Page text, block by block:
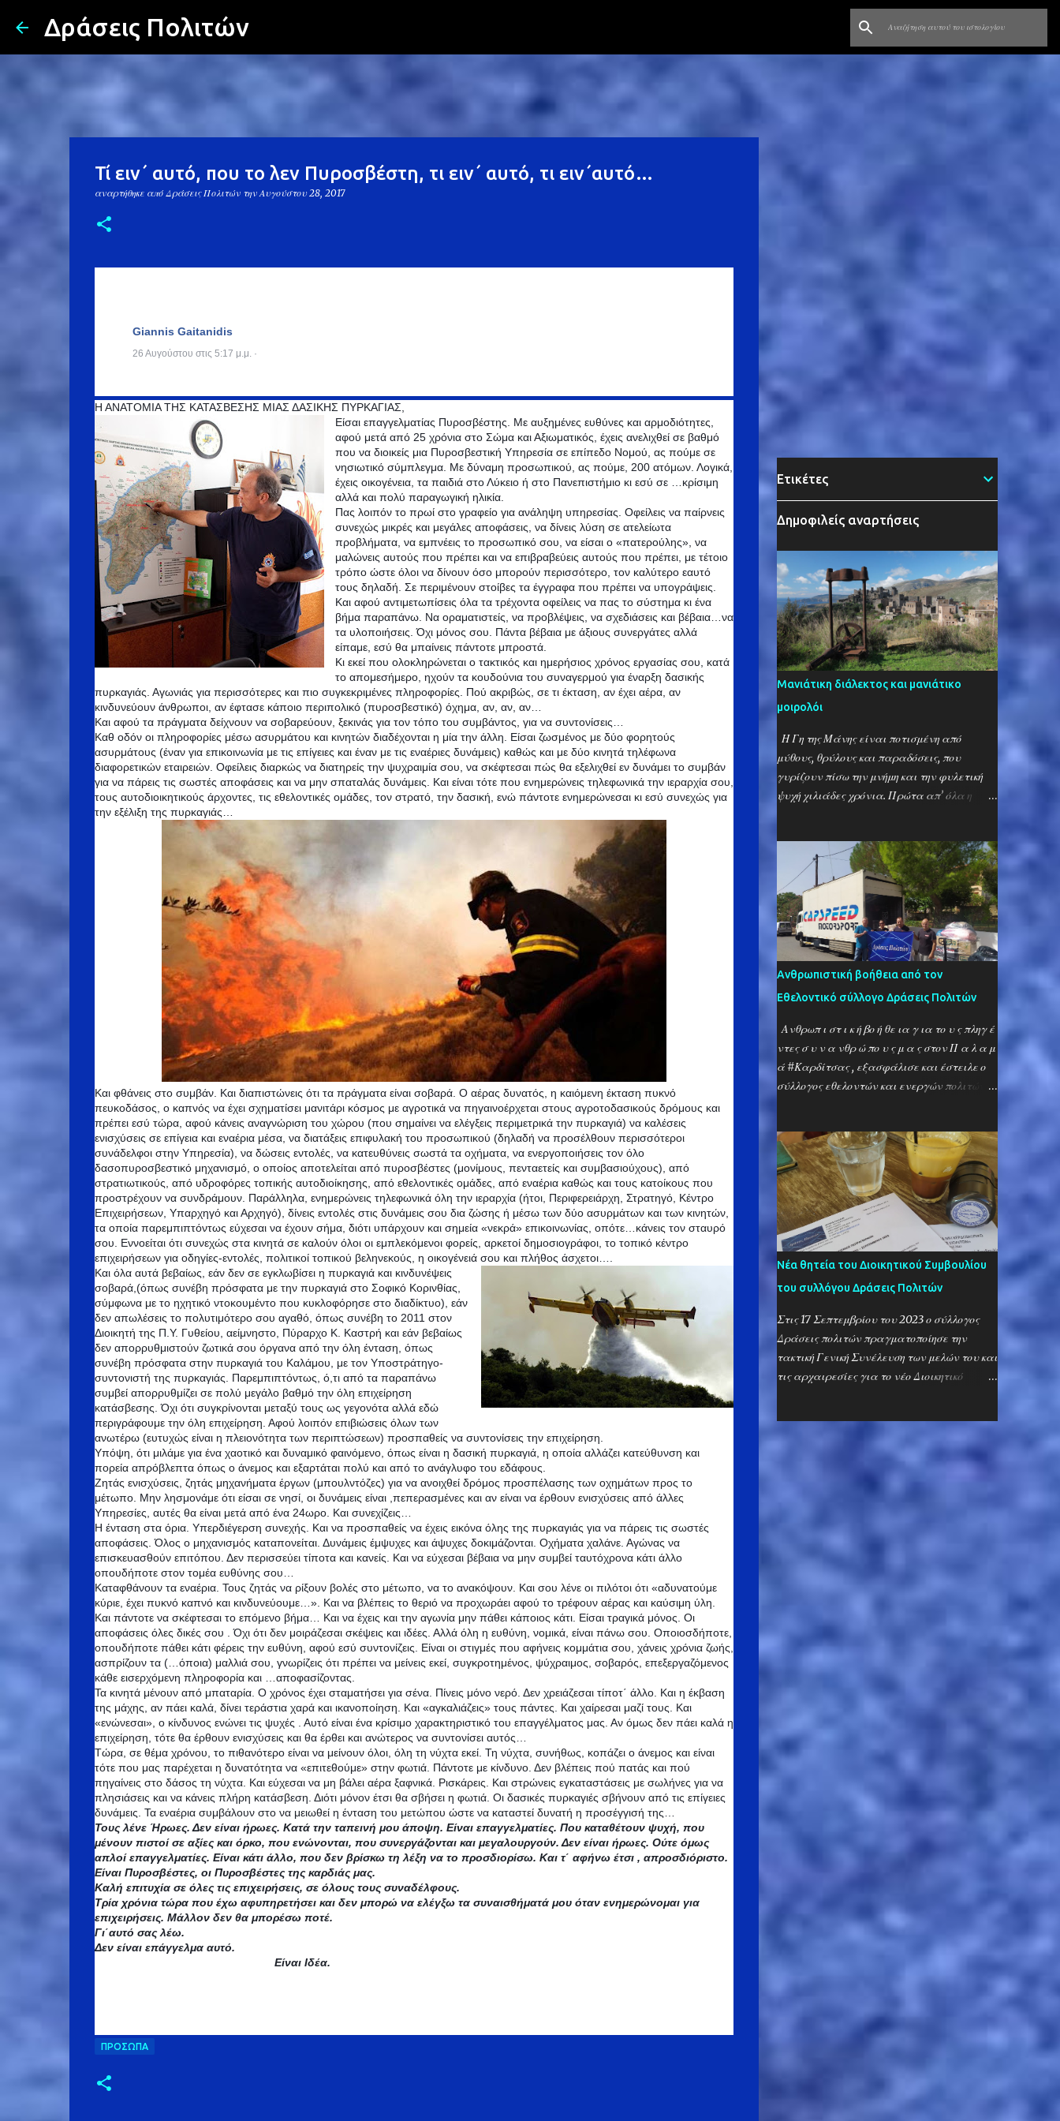
Δράσεις Πολιτών
Τί ειν΄ αυτό, που το λεν Πυροσβέστη, τι ειν΄ αυτό, τι ειν΄αυτό…
αναρτήθηκε από Δράσεις Πολιτών τηνΑυγούστου 28, 2017
Giannis Gaitanidis
26 Αυγούστου στις 5:17 μ.μ.·
Η ΑΝΑΤΟΜΙΑ ΤΗΣ ΚΑΤΑΣΒΕΣΗΣ ΜΙΑΣ ΔΑΣΙΚΗΣ ΠΥΡΚΑΓΙΑΣ,
Είσαι επαγγελματίας Πυροσβέστης. Με αυξημένες ευθύνες και αρμοδιότητες,
αφού μετά από 25 χρόνια στο Σώμα και Αξιωματικός, έχεις ανελιχθεί σε βαθμό
που να διοικείς μια Πυροσβεστική Υπηρεσία σε επίπεδο Νομού, ας πούμε σε
νησιωτικό σύμπλεγμα. Με δύναμη προσωπικού, ας πούμε, 200 ατόμων. Λογικά,
έχεις οικογένεια, τα παιδιά στο Λύκειο ή στο Πανεπιστήμιο κι εσύ σε …κρίσιμη
αλλά και πολύ παραγωγική ηλικία.
Πας λοιπόν το πρωί στο γραφείο για ανάληψη υπηρεσίας. Οφείλεις να παίρνεις
συνεχώς μικρές και μεγάλες αποφάσεις, να δίνεις λύση σε ατελείωτα
προβλήματα, να εμπνέεις το προσωπικό σου, να είσαι ο «πατερούλης», να
μαλώνεις αυτούς που πρέπει και να επιβραβεύεις αυτούς που πρέπει, με τέτοιο
τρόπο ώστε όλοι να δίνουν όσο μπορούν περισσότερο, τον καλύτερο εαυτό
τους δηλαδή. Σε περιμένουν στοίβες τα έγγραφα που πρέπει να υπογράψεις.
Και αφού αντιμετωπίσεις όλα τα τρέχοντα οφείλεις να πας το σύστημα κι ένα
βήμα παραπάνω. Να οραματιστείς, να προβλέψεις, να σχεδιάσεις και βέβαια…να
τα υλοποιήσεις. Όχι μόνος σου. Πάντα βέβαια με άξιους συνεργάτες αλλά
είπαμε, εσύ θα μπαίνεις πάντοτε μπροστά.
Κι εκεί που ολοκληρώνεται ο τακτικός και ημερήσιος χρόνος εργασίας σου, κατά
το απομεσήμερο, ηχούν τα κουδούνια του συναγερμού για έναρξη δασικής
πυρκαγιάς. Αγωνιάς για περισσότερες και πιο συγκεκριμένες πληροφορίες. Πού ακριβώς, σε τι έκταση, αν έχει αέρα, αν
κινδυνεύουν άνθρωποι, αν έφτασε κάποιο περιπολικό (πυροσβεστικό) όχημα, αν, αν, αν…
Και αφού τα πράγματα δείχνουν να σοβαρεύουν, ξεκινάς για τον τόπο του συμβάντος, για να συντονίσεις…
Καθ οδόν οι πληροφορίες μέσω ασυρμάτου και κινητών διαδέχονται η μία την άλλη. Είσαι ζωσμένος με δύο φορητούς
ασυρμάτους (έναν για επικοινωνία με τις επίγειες και έναν με τις εναέριες δυνάμεις) καθώς και με δύο κινητά τηλέφωνα
διαφορετικών εταιρειών. Οφείλεις διαρκώς να διατηρείς την ψυχραιμία σου, να σκέφτεσαι πώς θα εξελιχθεί εν δυνάμει το συμβάν
για να πάρεις τις σωστές αποφάσεις και να μην σπαταλάς δυνάμεις. Και είναι τότε που ενημερώνεις τηλεφωνικά την ιεραρχία σου,
τους αυτοδιοικητικούς άρχοντες, τις εθελοντικές ομάδες, τον στρατό, την δασική, ενώ πάντοτε ενημερώνεσαι κι εσύ συνεχώς για
την εξέλιξη της πυρκαγιάς…
Και φθάνεις στο συμβάν. Και διαπιστώνεις ότι τα πράγματα είναι σοβαρά. Ο αέρας δυνατός, η καιόμενη έκταση πυκνό
πευκοδάσος, ο καπνός να έχει σχηματίσει μανιτάρι κόσμος με αγροτικά να πηγαινοέρχεται στους αγροτοδασικούς δρόμους και
πρέπει εσύ τώρα, αφού κάνεις αναγνώριση του χώρου (που σημαίνει να ελέγξεις περιμετρικά την πυρκαγιά) να καλέσεις
ενισχύσεις σε επίγεια και εναέρια μέσα, να διατάξεις επιφυλακή του προσωπικού (δηλαδή να προσέλθουν περισσότεροι
συνάδελφοι στην Υπηρεσία), να δώσεις εντολές, να κατευθύνεις σωστά τα οχήματα, να ενεργοποιήσεις τον όλο
δασοπυροσβεστικό μηχανισμό, ο οποίος αποτελείται από πυροσβέστες (μονίμους, πενταετείς και συμβασιούχους), από
στρατιωτικούς, από υδροφόρες τοπικής αυτοδιοίκησης, από εθελοντικές ομάδες, από εναέρια καθώς και τους κατοίκους που
προστρέχουν να συνδράμουν. Παράλληλα, ενημερώνεις τηλεφωνικά όλη την ιεραρχία (ήτοι, Περιφερειάρχη, Στρατηγό, Κέντρο
Επιχειρήσεων, Υπαρχηγό και Αρχηγό), δίνεις εντολές στις δυνάμεις σου δια ζώσης ή μέσω των δύο ασυρμάτων και των κινητών,
τα οποία παρεμπιπτόντως εύχεσαι να έχουν σήμα, διότι υπάρχουν και σημεία «νεκρά» επικοινωνίας, οπότε…κάνεις τον σταυρό
σου. Εννοείται ότι συνεχώς στα κινητά σε καλούν όλοι οι εμπλεκόμενοι φορείς, αρκετοί δημοσιογράφοι, το τοπικό κέντρο
επιχειρήσεων για οδηγίες-εντολές, πολιτικοί τοπικού βεληνεκούς, η οικογένειά σου και πλήθος άσχετοι….
Και όλα αυτά βεβαίως, εάν δεν σε εγκλωβίσει η πυρκαγιά και κινδυνέψεις
σοβαρά,(όπως συνέβη πρόσφατα με την πυρκαγιά στο Σοφικό Κορινθίας,
σύμφωνα με το ηχητικό ντοκουμέντο που κυκλοφόρησε στο διαδίκτυο), εάν
δεν απωλέσεις το πολυτιμότερο σου αγαθό, όπως συνέβη το 2011 στον
Διοικητή της Π.Υ. Γυθείου, αείμνηστο, Πύραρχο Κ. Καστρή και εάν βεβαίως
δεν απορρυθμιστούν ζωτικά σου όργανα από την όλη ένταση, όπως
συνέβη πρόσφατα στην πυρκαγιά του Καλάμου, με τον Υποστράτηγο-
συντονιστή της πυρκαγιάς. Παρεμπιπτόντως, ό,τι από τα παραπάνω
συμβεί απορρυθμίζει σε πολύ μεγάλο βαθμό την όλη επιχείρηση
κατάσβεσης. Όχι ότι συγκρίνονται μεταξύ τους ως γεγονότα αλλά εδώ
περιγράφουμε την όλη επιχείρηση. Αφού λοιπόν επιβιώσεις όλων των
ανωτέρω (ευτυχώς είναι η πλειονότητα των περιπτώσεων) προσπαθείς να συντονίσεις την επιχείρηση.
Υπόψη, ότι μιλάμε για ένα χαοτικό και δυναμικό φαινόμενο, όπως είναι η δασική πυρκαγιά, η οποία αλλάζει κατεύθυνση και
πορεία απρόβλεπτα όπως ο άνεμος και εξαρτάται πολύ και από το ανάγλυφο του εδάφους.
Ζητάς ενισχύσεις, ζητάς μηχανήματα έργων (μπουλντόζες) για να ανοιχθεί δρόμος προσπέλασης των οχημάτων προς το
μέτωπο. Μην λησμονάμε ότι είσαι σε νησί, οι δυνάμεις είναι ,πεπερασμένες και αν είναι να έρθουν ενισχύσεις από άλλες
Υπηρεσίες, αυτές θα είναι μετά από ένα 24ωρο. Και συνεχίζεις…
Η ένταση στα όρια. Υπερδιέγερση συνεχής. Και να προσπαθείς να έχεις εικόνα όλης της πυρκαγιάς για να πάρεις τις σωστές
αποφάσεις. Όλος ο μηχανισμός καταπονείται. Δυνάμεις έμψυχες και άψυχες δοκιμάζονται. Οχήματα χαλάνε. Αγώνας να
επισκευασθούν επιτόπου. Δεν περισσεύει τίποτα και κανείς. Και να εύχεσαι βέβαια να μην συμβεί ταυτόχρονα κάτι άλλο
οπουδήποτε στον τομέα ευθύνης σου…
Καταφθάνουν τα εναέρια. Τους ζητάς να ρίξουν βολές στο μέτωπο, να το ανακόψουν. Και σου λένε οι πιλότοι ότι «αδυνατούμε
κύριε, έχει πυκνό καπνό και κινδυνεύουμε…». Και να βλέπεις το θεριό να προχωράει αφού το τρέφουν αέρας και καύσιμη ύλη.
Και πάντοτε να σκέφτεσαι το επόμενο βήμα… Και να έχεις και την αγωνία μην πάθει κάποιος κάτι. Είσαι τραγικά μόνος. Οι
αποφάσεις όλες δικές σου . Όχι ότι δεν μοιράζεσαι σκέψεις και ιδέες. Αλλά όλη η ευθύνη, νομικά, είναι πάνω σου. Οποιοσδήποτε,
οπουδήποτε πάθει κάτι φέρεις την ευθύνη, αφού εσύ συντονίζεις. Είναι οι στιγμές που αφήνεις κομμάτια σου, χάνεις χρόνια ζωής,
ασπρίζουν τα (…όποια) μαλλιά σου, γνωρίζεις ότι πρέπει να μείνεις εκεί, συγκροτημένος, ψύχραιμος, σοβαρός, επεξεργαζόμενος
κάθε εισερχόμενη πληροφορία και …αποφασίζοντας.
Τα κινητά μένουν από μπαταρία. Ο χρόνος έχει σταματήσει για σένα. Πίνεις μόνο νερό. Δεν χρειάζεσαι τίποτ΄ άλλο. Και η έκβαση
της μάχης, αν πάει καλά, δίνει τεράστια χαρά και ικανοποίηση. Και «αγκαλιάζεις» τους πάντες. Και χαίρεσαι μαζί τους. Και
«ενώνεσαι», ο κίνδυνος ενώνει τις ψυχές . Αυτό είναι ένα κρίσιμο χαρακτηριστικό του επαγγέλματος μας. Αν όμως δεν πάει καλά η
επιχείρηση, τότε θα έρθουν ενισχύσεις και θα έρθει και ανώτερος να συντονίσει αυτός…
Τώρα, σε θέμα χρόνου, το πιθανότερο είναι να μείνουν όλοι, όλη τη νύχτα εκεί. Τη νύχτα, συνήθως, κοπάζει ο άνεμος και είναι
τότε που μας παρέχεται η δυνατότητα να «επιτεθούμε» στην φωτιά. Πάντοτε με κίνδυνο. Δεν βλέπεις πού πατάς και πού
πηγαίνεις στο δάσος τη νύχτα. Και εύχεσαι να μη βάλει αέρα ξαφνικά. Ρισκάρεις. Και στρώνεις εγκαταστάσεις με σωλήνες για να
πλησιάσεις και να κάνεις πλήρη κατάσβεση. Διότι μόνον έτσι θα σβήσει η φωτιά. Οι δασικές πυρκαγιές σβήνουν από τις επίγειες
δυνάμεις. Τα εναέρια συμβάλουν στο να μειωθεί η ένταση του μετώπου ώστε να καταστεί δυνατή η προσέγγισή της…
Τους λένε Ήρωες. Δεν είναι ήρωες. Κατά την ταπεινή μου άποψη. Είναι επαγγελματίες. Που καταθέτουν ψυχή, που
μένουν πιστοί σε αξίες και όρκο, που ενώνονται, που συνεργάζονται και μεγαλουργούν. Δεν είναι ήρωες. Ούτε όμως
απλοί επαγγελματίες. Είναι κάτι άλλο, που δεν βρίσκω τη λέξη να το προσδιορίσω. Και τ΄ αφήνω έτσι , απροσδιόριστο.
Είναι Πυροσβέστες, οι Πυροσβέστες της καρδιάς μας.
Καλή επιτυχία σε όλες τις επιχειρήσεις, σε όλους τους συναδέλφους.
Τρία χρόνια τώρα που έχω αφυπηρετήσει και δεν μπορώ να ελέγξω τα συναισθήματά μου όταν ενημερώνομαι για
επιχειρήσεις. Μάλλον δεν θα μπορέσω ποτέ.
Γι΄αυτό σας λέω.
Δεν είναι επάγγελμα αυτό.
Είναι Ιδέα.
ΠΡΌΣΩΠΑ
Ετικέτες
Δημοφιλείς αναρτήσεις
Μανιάτικη διάλεκτος και μανιάτικο
μοιρολόι
Η Γη της Μάνης είναι ποτισμένη από
μύθους, θρύλους και παραδόσεις, που
γυρίζουν πίσω την μνήμη και την φυλετική
ψυχή χιλιάδες χρόνια. Πρώτα απ’ όλα η
γλώσσα του Ομήρου και φθάνουν στα
χρόνια των Μυκηνών, στα χρόνια των
θεογέννητων πολεμιστών και της γραμμικής
Β’! Μια λέξη, που μόνο οι Μανιάτες
γνωρίζουν είναι η λέξη «καφός» ή
«καβούτσος», που σημαίνει «αδελφός» και
αντίστοιχα «καφή», που σημαίνει
«αδελφή». Η λέξη δεν μοιάζει να έχει
προέλευση Ελληνική και ο γράφων είχε
αυτήν την αντίληψη μέχρι πριν λίγα χρόνια,
πίστευε ότι πρόκειται δηλαδή για κάποια
ξένη λέξη, που έχει μπει στο λεξιλόγιο των
Μανιατών. Μέχρι που διάβασε ένα βιβλίο
γλώσσα Ελληνική. Στην εποχή, λοιπόν, της
γραμμικής Β’ (που δεν είχε φωνήεντα),
σύμφωνα με την αποκρυπτογράφηση του
Βέντρις η λέξις «αδελφός» παριστάνετο με
τα γράμματα «Κ-W», που με την προσθή...
Ανθρωπιστική βοήθεια από τον
Εθελοντικό σύλλογο Δράσεις Πολιτών
Ανθρωπ ι στ ι κ ή βο ή θε ια γ ια το υ ς πληγ έ
ντες σ υ ν α νθρ ώ πο υ ς μ α ς στον Π α λ α μ
ά #Καρδίτσας , εξασφάλισε και έστειλε ο
σύλλογος εθελοντών και ενεργών πολιτών,
καταναλώνονται χωρίς την ανάγκη
μαγειρέματος, κλινοσκεπάσματα, ρούχα
για κάθε ηλικία, βρεφικές τροφές και
βρεφικές πάνες, καθαριστικά και
παραφαρμακευτικά, ήταν τα είδη που
συγκέντρωσε και απέστειλε ο σύλλογός
Δράσεις Πολιτών στον πολύπαθο Δήμο
Παλαμά Καρδίτσας. Εξ αι ρετ ι κ ά σημ α ντ
ι κ ή ή τ α ν η συμμέτοχή των κ α το ί κων των
#Κροκεών κ αι το υ #Γυθείου κ α θ ώ ς κ αι
των μελ ώ ν το υ Πολ ι τ ι στ ι κο ύ Σ υ λλ ό γο
υ Κροκε ώ ν . Στην δράση αυτή συμμετείχαν
με δωρεά κάθε είδους αγαθών αλλά και με
της ΠΥ Γ υ θε ί ο υ κ αι των Εθελοντικών Π υ
ροσβεστ ι κών Δομών Μυρτιάς ...
Νέα θητεία του Διοικητικού Συμβουλίου
του συλλόγου Δράσεις Πολιτών
Στις 17 Σεπτεμβρίου του 2023 ο σύλλογος
Δράσεις πολιτών πραγματοποίησε την
τακτική Γενική Συνέλευση των μελών του και
τις αρχαιρεσίες για το νέο Διοικητικό
στα πεπραγμένα του Διοικητικού
Συμβουλίου που ολοκλήρωσε την θητεία του
εκλογική διαδικασία παρουσία διορισμένου
Πρόεδρος……………………………. Κωνσταντίνος
Γραφάκος Αντιπρόεδρος……………………..
Καλογεράκου Οργανωτική
Ταμίας………………………………. Γεωργία
Ζαμπέλη Ευχόμαστε καλή θητεία και καλές